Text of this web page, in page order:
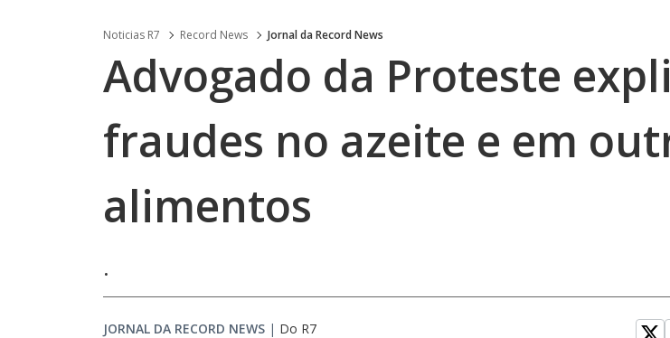
Noticias R7 Record News Jornal da Record News
Advogado da Proteste
fraudes no azeite e em
alimentos
.
JORNAL DA RECORD NEWS | Do R7